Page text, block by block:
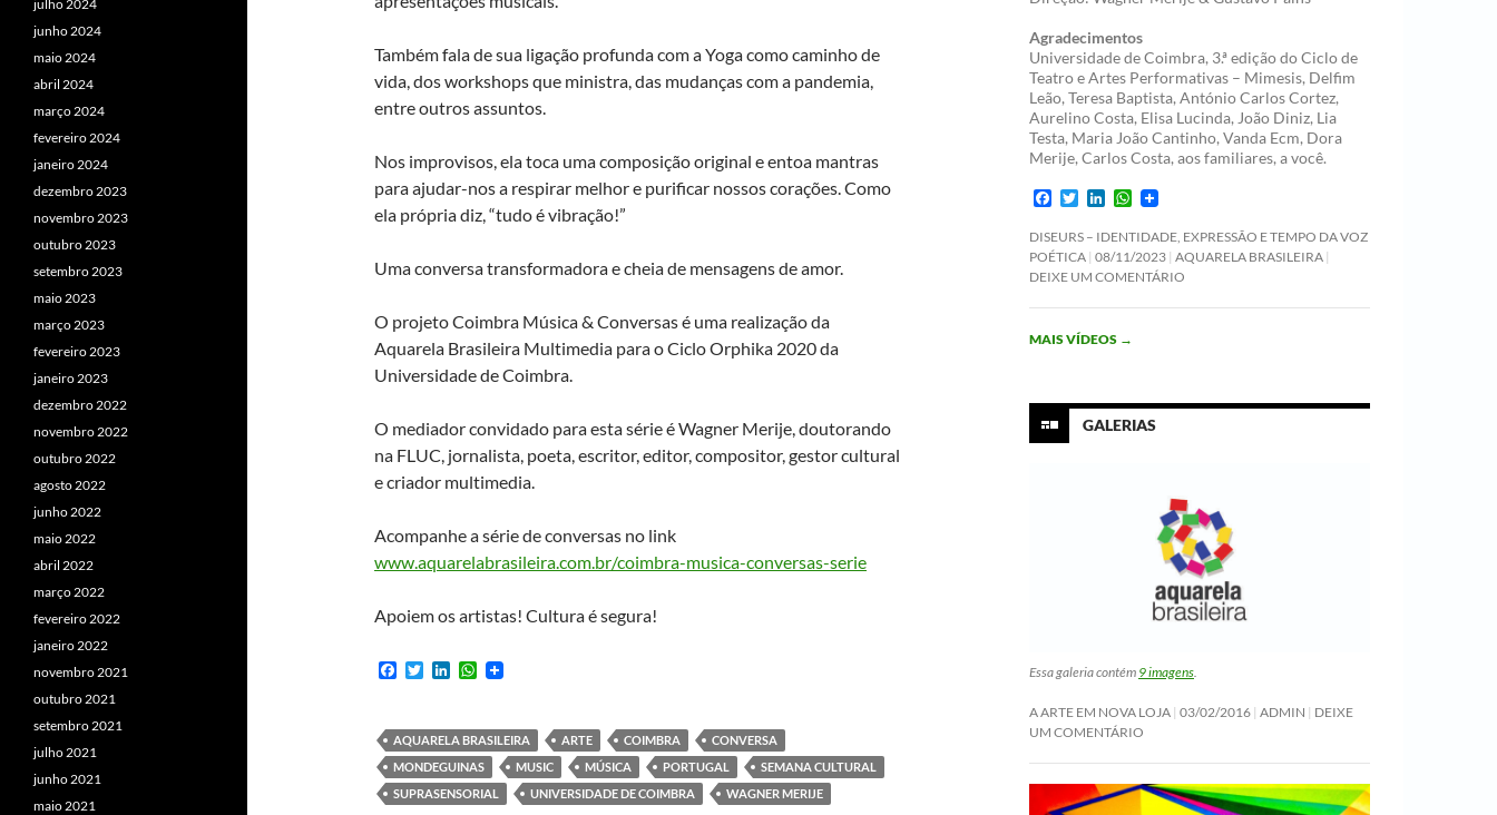
Também fala de sua ligação profunda com a Yoga como caminho de
vida, dos workshops que ministra, das mudanças com a pandemia,
entre outros assuntos.
Nos improvisos, ela toca uma composição original e entoa mantras
para ajudar-nos a respirar melhor e purificar nossos corações. Como
ela própria diz, “tudo é vibração!”
Uma conversa transformadora e cheia de mensagens de amor.
O projeto Coimbra Música & Conversas é uma realização da
Aquarela Brasileira Multimedia para o Ciclo Orphika 2020 da
Universidade de Coimbra.
O mediador convidado para esta série é Wagner Merije, doutorando
na FLUC, jornalista, poeta, escritor, editor, compositor, gestor cultural
e criador multimedia.
Acompanhe a série de conversas no link
www.aquarelabrasileira.com.br/coimbra-musica-conversas-serie
Apoiem os artistas! Cultura é segura!
F
b
o
o
k
T
t
e
r
e
d
I
n
W
s
A
p
p
AQUARELA BRASILEIRA ARTE COIMBRA
CONVERSA
MONDEGUINAS
MUSIC MÚSICA PORTUGAL
SEMANA CULTURAL
SUPRASENSORIAL
UNIVERSIDADE DE COIMBRA WAGNER MERIJE
Agradecimentos
Universidade de Coimbra, 3.ª edição do Ciclo de
Teatro e Artes Performativas – Mimesis, Delfim
Leão, Teresa Baptista, António Carlos Cortez,
Aurelino Costa, Elisa Lucinda, João Diniz, Lia
Testa, Maria João Cantinho, Vanda Ecm, Dora
Merije, Carlos Costa, aos familiares, a você.
F
c
e
b
o
o
T
i
t
t
e
r
n
k
e
d
I
W
a
t
s
A
p
DISEURS – IDENTIDADE, EXPRESSÃO E TEMPO DA VOZ
POÉTICA 08/11/2023 AQUARELA BRASILEIRA
DEIXE UM COMENTÁRIO
MAIS VÍDEOS →
GALERIAS
Essa galeria contém 9 imagens
A ARTE EM NOVA LOJA 03/02/2016 ADMIN
DEIXE
UM COMENTÁRIO
julho 2024
junho 2024
maio 2024
abril 2024
março 2024
fevereiro 2024
janeiro 2024
dezembro 2023
novembro 2023
outubro 2023
setembro 2023
maio 2023
março 2023
fevereiro 2023
janeiro 2023
dezembro 2022
novembro 2022
outubro 2022
agosto 2022
junho 2022
maio 2022
abril 2022
março 2022
fevereiro 2022
janeiro 2022
novembro 2021
outubro 2021
setembro 2021
julho 2021
junho 2021
maio 2021